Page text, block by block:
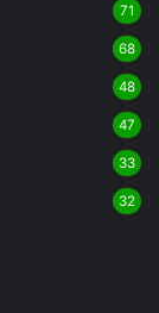
71
68
48
47
33
32